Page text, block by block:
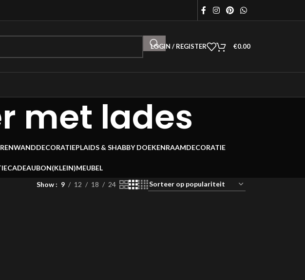
LOGIN / REGISTER €0.00
met lades
WANDDECORATIEPLAIDS & SHABBY DOEKENRAAMDECORATIE
CADEAUBON(KLEIN)MEUBEL
Show 9 12 18 24